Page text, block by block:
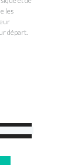
les
départ.